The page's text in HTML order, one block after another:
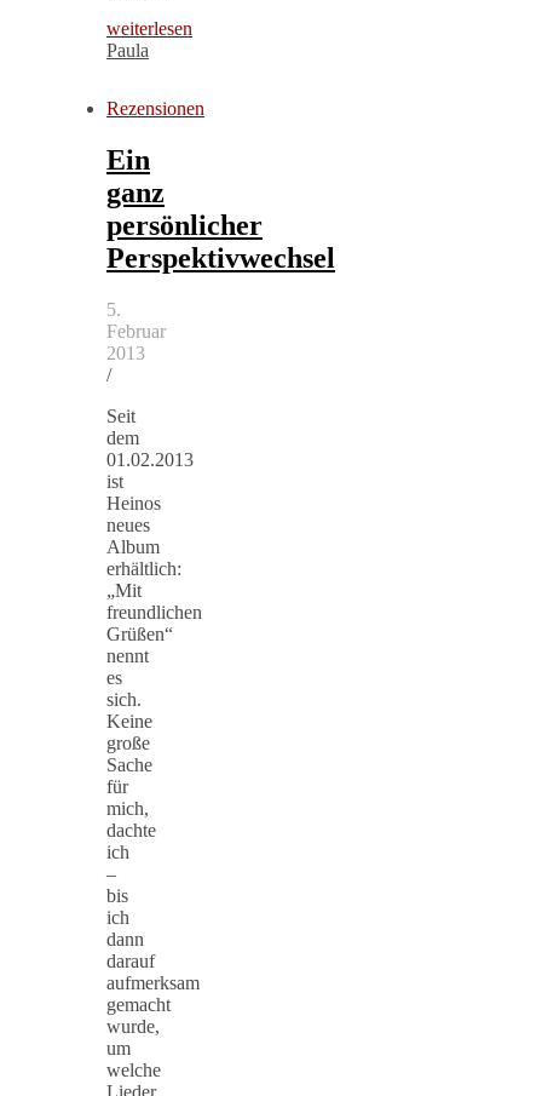
weiterlesen
Paula
Rezensionen
Ein
ganz
persönlicher
Perspektivwechsel
5.
Februar
2013
/
Seit
dem
01.02.2013
ist
Heinos
neues
Album
erhältlich:
„Mit
freundlichen
Grüßen“
nennt
es
sich.
Keine
große
Sache
für
mich,
dachte
ich
–
bis
ich
dann
darauf
aufmerksam
gemacht
wurde,
um
welche
Lieder